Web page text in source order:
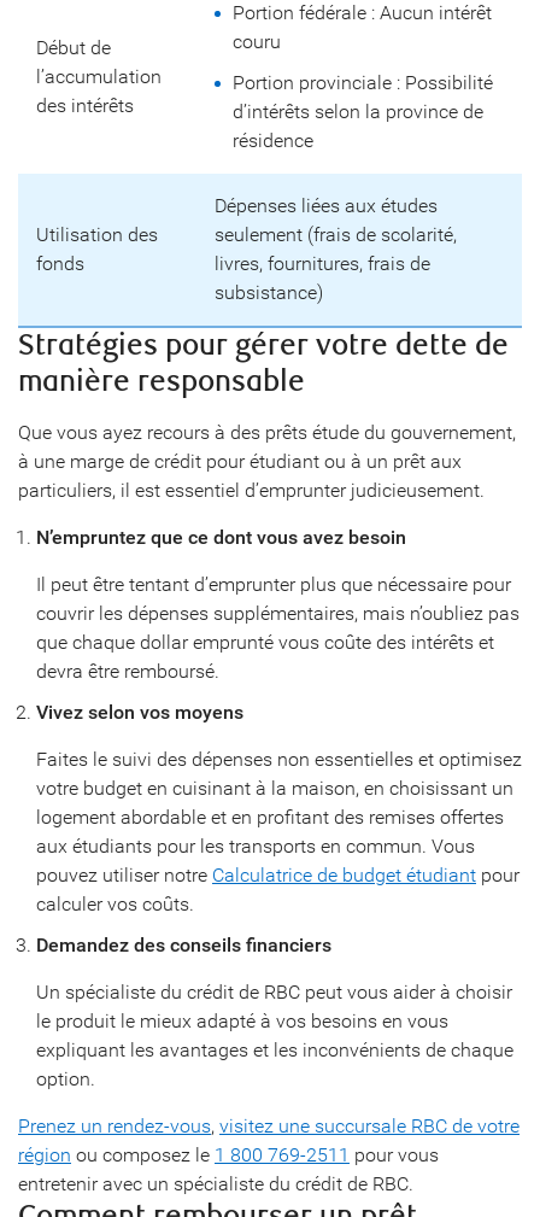
Début de
l’accumulation
des intérêts
Portion fédérale : Aucun intérêt
couru
Portion provinciale : Possibilité
d’intérêts selon la province de
résidence
Utilisation des
fonds
Dépenses liées aux études
seulement (frais de scolarité,
livres, fournitures, frais de
subsistance)
Stratégies pour gérer votre dette de
manière responsable
Que vous ayez recours à des prêts étude du gouvernement,
à une marge de crédit pour étudiant ou à un prêt aux
particuliers, il est essentiel d’emprunter judicieusement.
N’empruntez que ce dont vous avez besoin
Il peut être tentant d’emprunter plus que nécessaire pour
couvrir les dépenses supplémentaires, mais n’oubliez pas
que chaque dollar emprunté vous coûte des intérêts et
devra être remboursé.
Vivez selon vos moyens
Faites le suivi des dépenses non essentielles et optimisez
votre budget en cuisinant à la maison, en choisissant un
logement abordable et en profitant des remises offertes
aux étudiants pour les transports en commun. Vous
pouvez utiliser notre Calculatrice de budget étudiant pour
calculer vos coûts.
Demandez des conseils financiers
Un spécialiste du crédit de RBC peut vous aider à choisir
le produit le mieux adapté à vos besoins en vous
expliquant les avantages et les inconvénients de chaque
option.
Prenez un rendez-vous, visitez une succursale RBC de votre
région ou composez le 1 800 769-2511 pour vous
entretenir avec un spécialiste du crédit de RBC.